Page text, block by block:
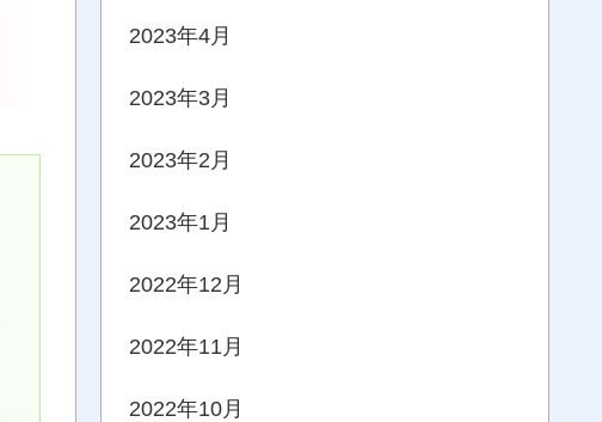
2023年4月
2023年3月
2023年2月
2023年1月
2022年12月
2022年11月
2022年10月